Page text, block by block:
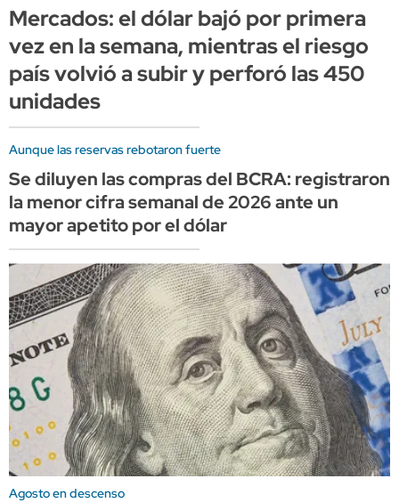
Mercados: el dólar bajó por primera
vez en la semana, mientras el riesgo
país volvió a subir y perforó las 450
unidades
Aunque las reservas rebotaron fuerte
Se diluyen las compras del BCRA: registraron
la menor cifra semanal de 2026 ante un
mayor apetito por el dólar
Agosto en descenso